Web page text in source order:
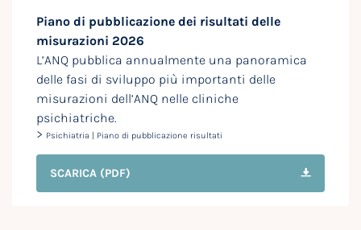
Piano di pubblicazione dei risultati delle
misurazioni 2026
L’ANQ pubblica annualmente una panoramica
delle fasi di sviluppo più importanti delle
misurazioni dell’ANQ nelle cliniche
psichiatriche.
> Psichiatria | Piano di pubblicazione risultati
SCARICA (PDF)